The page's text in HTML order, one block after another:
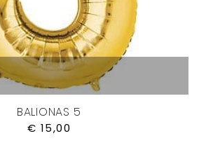
BALIONAS 5
€ 15,00